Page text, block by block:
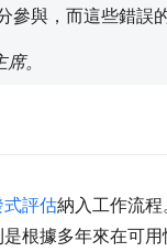
與，而這些錯誤
。
式評估納入工作流
根據多年來在可